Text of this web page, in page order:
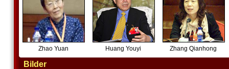
Zhao Yuan Huang Youyi Zhang Qianhong
Bilder